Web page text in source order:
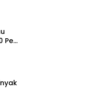
Per